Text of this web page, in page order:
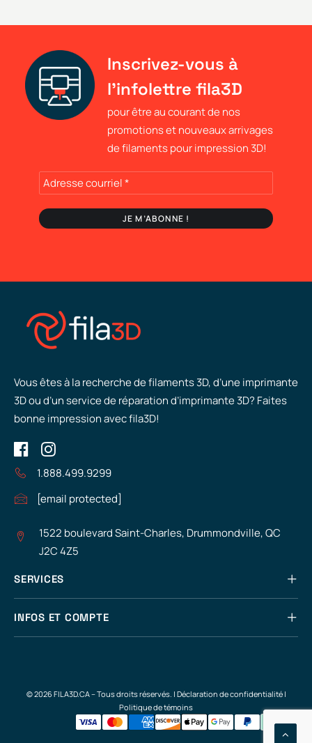
Inscrivez-vous à
l'infolettre fila3D
pour être au courant de nos
promotions et nouveaux arrivages
de filaments pour impression 3D!
Vous êtes à la recherche de filaments 3D, d’une imprimante
3D ou d’un service de réparation d’imprimante 3D? Faites
bonne impression avec fila3D!
1.888.499.9299
[email protected]
1522 boulevard Saint-Charles, Drummondville, QC
J2C 4Z5
SERVICES
INFOS ET COMPTE
© 2026 FILA3D.CA – Tous droits réservés. | Déclaration de confidentialité|
Politique de témoins